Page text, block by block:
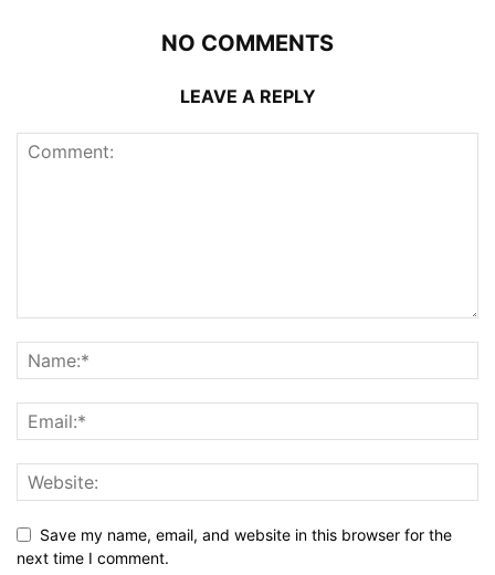
NO COMMENTS
LEAVE A REPLY
Save my name, email, and website in this browser for the
next time I comment.